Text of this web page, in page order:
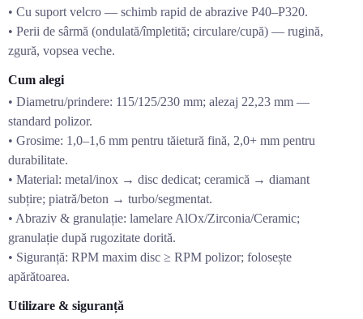
• Cu suport velcro — schimb rapid de abrazive P40–P320.
• Perii de sârmă (ondulată/împletită; circulare/cupă) — rugină,
zgură, vopsea veche.
Cum alegi
• Diametru/prindere: 115/125/230 mm; alezaj 22,23 mm —
standard polizor.
• Grosime: 1,0–1,6 mm pentru tăietură fină, 2,0+ mm pentru
durabilitate.
• Material: metal/inox → disc dedicat; ceramică → diamant
subțire; piatră/beton → turbo/segmentat.
• Abraziv & granulație: lamelare AlOx/Zirconia/Ceramic;
granulație după rugozitate dorită.
• Siguranță: RPM maxim disc ≥ RPM polizor; folosește
apărătoarea.
Utilizare & siguranță